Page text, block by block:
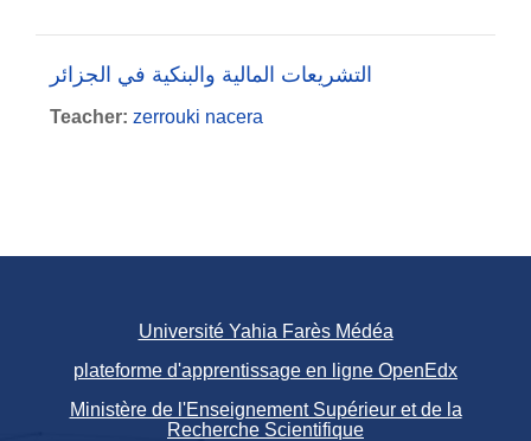
التشريعات المالية والبنكية في الجزائر
Teacher: zerrouki nacera
Université Yahia Farès Médéa
plateforme d'apprentissage en ligne OpenEdx
Ministère de l'Enseignement Supérieur et de la
Recherche Scientifique